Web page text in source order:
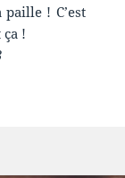
! C’est
ça !